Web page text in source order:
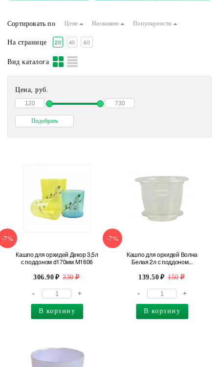
Сортировать по Цене Названию Популярности
На странице 20 40 60
Вид каталога
Цена, руб.
-7%
Кашпо для орхидей Декор 3,5л
с поддоном d170мм М1606
306.90 330
- +
В корзину
-7%
Кашпо для орхидей Волна
Белая 2л с поддоном...
139.50 150
- +
В корзину